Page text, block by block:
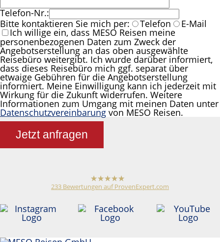
Telefon-Nr.:
Bitte kontaktieren Sie mich per:
Telefon E-Mail
Ich willige ein, dass MESO Reisen meine
personenbezogenen Daten zum Zweck der
Angebotserstellung an das oben ausgewählte
Reisebüro weitergibt. Ich wurde darüber informiert,
dass dieses Reisebüro mich ggf. separat über
etwaige Gebühren für die Angebotserstellung
informiert. Meine Einwilligung kann ich jederzeit mit
Wirkung für die Zukunft widerrufen. Weitere
Informationen zum Umgang mit meinen Daten unter
Datenschutzvereinbarung von MESO Reisen.
Jetzt anfragen
Meso Reisen Reiseveranstalter /
hat4,79
Sternen
233 Bewertungen auf ProvenExpert.com